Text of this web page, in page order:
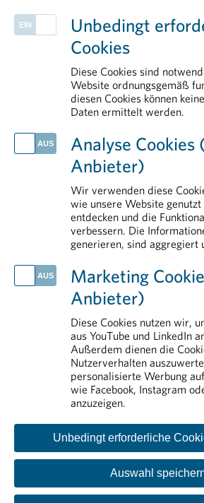
Pharmakovigilanz
European & International
Mitgliedsunternehmen
Positionen der pharmazeutischen Industrie
PHARMIG-
PHARMIG Daten &
Globaler Schlag gegen kriminelle
Mit gut vorbereiteter Reiseapotheke in
Arzneimittel vor Hitze
IM DETAIL
Transparenz
Arzneimittelmarkt
Aus- und Weiterbildung
Rund um das
Pharmareferenten
Impressum
Datenschutzinformation
Unbedingt
Cookies
Diese Cookies sind
Website ordnungsgemäß
diesen Cookies können
Daten ermittelt werden.
Analyse Cookies
Anbieter)
Wir verwenden diese
wie unsere Website
entdecken und die
verbessern. Die
generieren, sind aggregiert
Marketing
Anbieter)
Diese Cookies nutzen wir,
aus YouTube und LinkedIn
Außerdem dienen die
Nutzerverhalten
personalisierte Werbung
wie Facebook, Instagram
anzuzeigen.
Unbedingt erforderliche
Auswahl